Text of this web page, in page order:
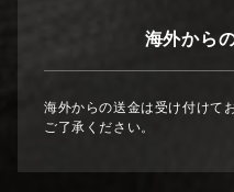
海外から
海外からの送金は受け付けて
ご了承ください。